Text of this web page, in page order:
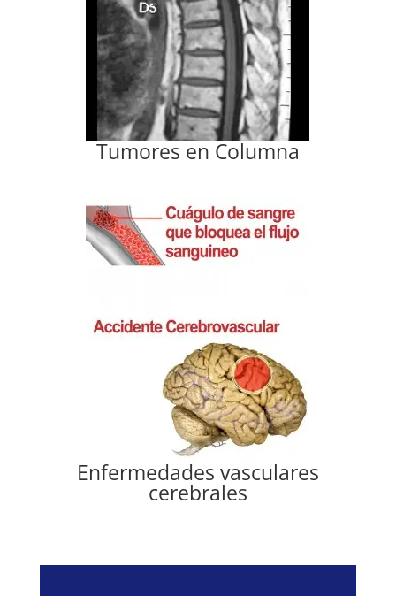
Tumores en Columna
Enfermedades vasculares
cerebrales